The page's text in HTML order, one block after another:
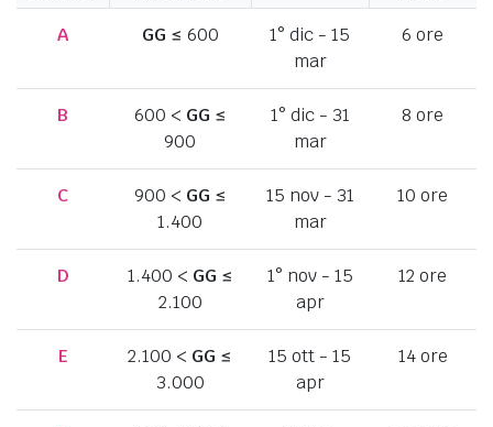
A GG ≤ 600
1° dic - 15
mar
6 ore
B 600 < GG ≤
900
1° dic - 31
mar
8 ore
C 900 < GG ≤
1.400
15 nov - 31
mar
10 ore
D 1.400 < GG ≤
2.100
1° nov - 15
apr
12 ore
E 2.100 < GG ≤
3.000
15 ott - 15
apr
14 ore